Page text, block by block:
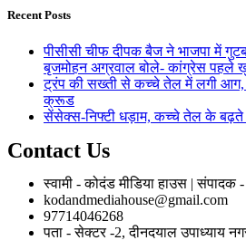
Recent Posts
पीसीसी चीफ दीपक बैज ने भाजपा में
बृजमोहन अग्रवाल बोले- कांग्रेस पहले
ट्रंप की सख्ती से कच्चे तेल में लगी आग,
क्रूड
सेंसेक्स-निफ्टी धड़ाम, कच्चे तेल के बढ़ते
Contact Us
स्वामी - कोदंड मीडिया हाउस | संपादक -
kodandmediahouse@gmail.com
97714046268
पता - सेक्टर -2, दीनदयाल उपाध्याय